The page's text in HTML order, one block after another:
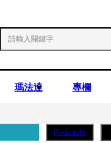
瑪法達 專欄
Podcasts